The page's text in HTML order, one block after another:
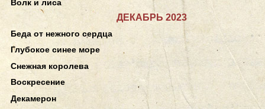
Волк и лиса
ДЕКАБРЬ 2023
Беда от нежного сердца
Глубокое синее море
Снежная королева
Воскресение
Декамерон